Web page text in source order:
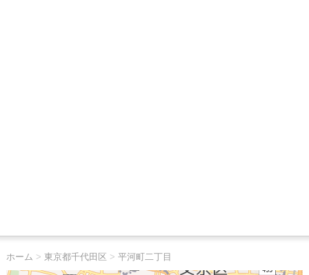
ホーム > 東京都千代田区 > 平河町二丁目